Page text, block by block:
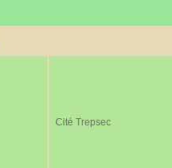
Cité Trepsec